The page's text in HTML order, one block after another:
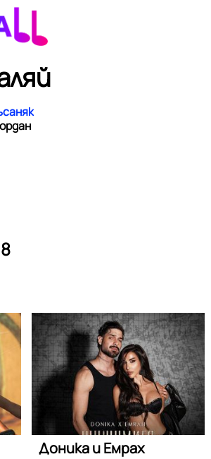
8
Доника и Емрах